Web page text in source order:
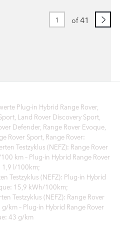
of 41
Plug‑in Hybrid Range Rover,
Land Rover Discovery Sport,
Defender, Range Rover Evoque,
Rover Sport, Range Rover:
Testzyklus (NEFZ): Range Rover
km – Plug-in Hybrid Range Rover
1,9 l/100km;
Testzyklus (NEFZ): Plug-in Hybrid
15,9 kWh/100km;
Testzyklus (NEFZ): Range Rover
km – Plug-in Hybrid Range Rover
43 g/km